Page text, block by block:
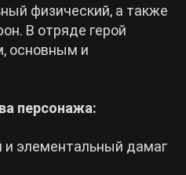
физический, а также
В отряде герой
основным и
персонажа:
и элементальный дамаг